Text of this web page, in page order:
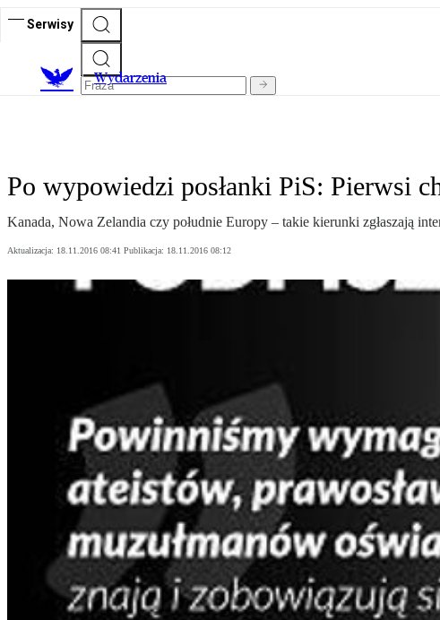
Serwisy
Wydarzenia
Po wypowiedzi posłanki PiS: Pierwsi
Kanada, Nowa Zelandia czy południe Europy – takie kierunki zgłaszają
Aktualizacja: 18.11.2016 08:41 Publikacja: 18.11.2016 08:12